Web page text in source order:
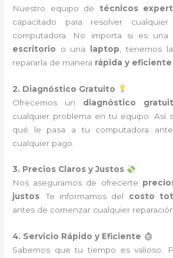
Nuestro equipo de técnicos
capacitado para resolver
computadora. No importa si es una
escritorio o una laptop , tenemos la
repararla de manera rápida y eficiente
2. Diagnóstico Gratuito
Ofrecemos un diagnóstico
cualquier problema en tu equipo. Así
qué le pasa a tu computadora
cualquier pago.
3. Precios Claros y Justos
Nos aseguramos de ofrecerte
justos. Te informamos del costo
antes de comenzar cualquier
4. Servicio Rápido y Eficiente
Sabemos que tu tiempo es valioso.